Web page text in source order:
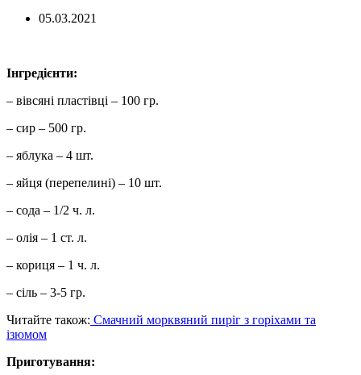
05.03.2021
Інгредієнти:
– вівсяні пластівці – 100 гр.
– сир – 500 гр.
– яблука – 4 шт.
– яйця (перепелині) – 10 шт.
– сода – 1/2 ч. л.
– олія – 1 ст. л.
– кориця – 1 ч. л.
– сіль – 3-5 гр.
Читайте також: Смачний морквяний пиріг з горіхами та
ізюмом
Приготування: